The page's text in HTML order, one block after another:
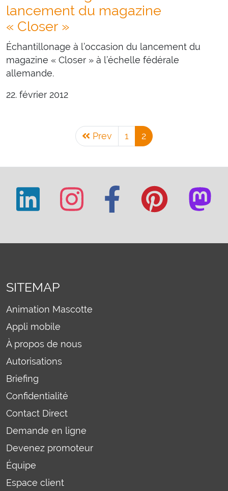
lancement du magazine
« Closer »
Échantillonage à l’occasion du lancement du
magazine « Closer » à l’échelle fédérale
allemande.
22. février 2012
Prev 1 2
SITEMAP
Animation Mascotte
Appli mobile
À propos de nous
Autorisations
Briefing
Confidentialité
Contact Direct
Demande en ligne
Devenez promoteur
Équipe
Espace client